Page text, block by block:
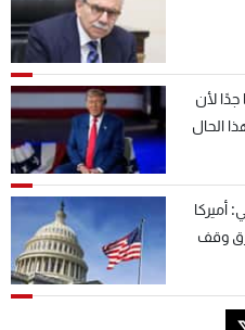
جدًا لأن
الحال
أميركا
وقف